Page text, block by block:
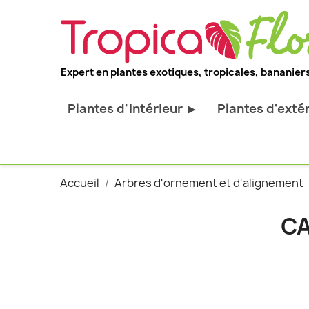
Expert en plantes exotiques, tropicales,
Plantes d'intérieur ▶
Plantes pour bureau
Palmier d'intérieur
Plantes
Toutes les
Bananiers
Palmiers
Orchidées
Plantes et
Accueil Arbres d'ornement et d'alignement